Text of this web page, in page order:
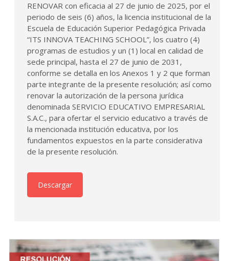
RENOVAR con eficacia al 27 de junio de 2025, por el
periodo de seis (6) años, la licencia institucional de la
Escuela de Educación Superior Pedagógica Privada
“ITS INNOVA TEACHING SCHOOL”, los cuatro (4)
programas de estudios y un (1) local en calidad de
sede principal, hasta el 27 de junio de 2031,
conforme se detalla en los Anexos 1 y 2 que forman
parte integrante de la presente resolución; así como
renovar la autorización de la persona jurídica
denominada SERVICIO EDUCATIVO EMPRESARIAL
S.A.C., para ofertar el servicio educativo a través de
la mencionada institución educativa, por los
fundamentos expuestos en la parte considerativa
de la presente resolución.
Descargar